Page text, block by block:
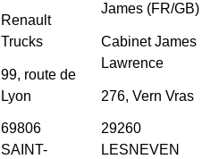
Renault
Trucks
99, route de
Lyon
69806
SAINT-
James (FR/GB)
Cabinet James
Lawrence
276, Vern Vras
29260
LESNEVEN